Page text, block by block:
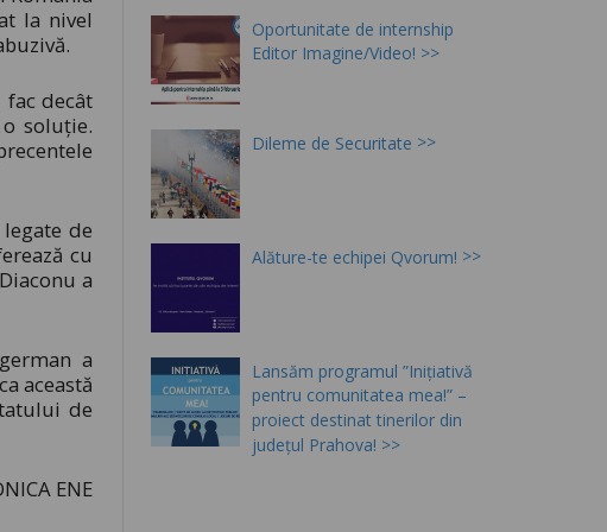
la nivel
fac decât
soluție.
de
cu
a
a
această
de
ENE
Oportunitate de internship
Editor Imagine/Video!
Dileme de Securitate
Alăture-te echipei Qvorum!
Lansăm programul ”Inițiativă
pentru comunitatea mea!” –
proiect destinat tinerilor din
județul Prahova!